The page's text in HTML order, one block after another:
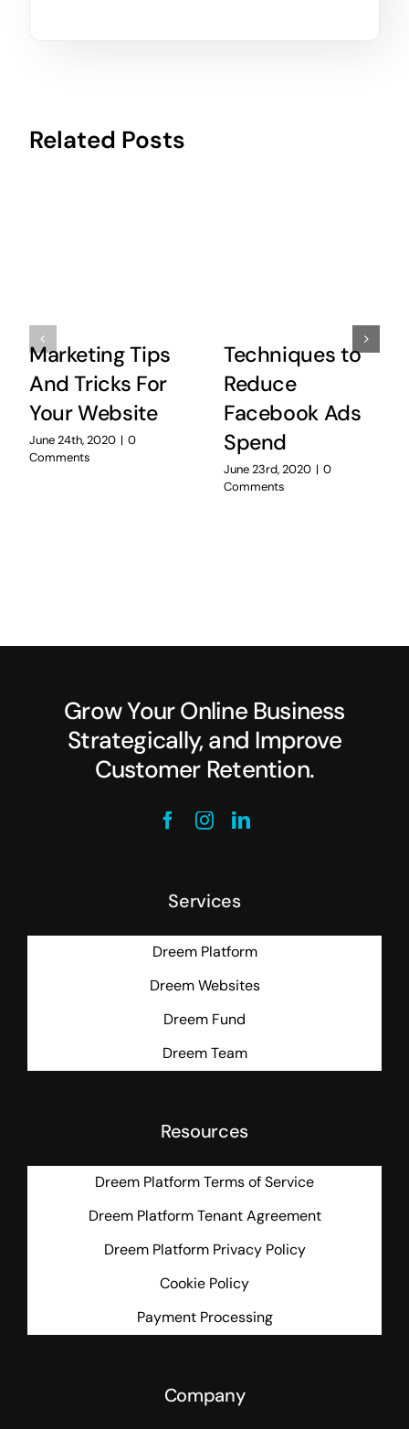
Related Posts
Marketing Tips
And Tricks For
Your Website
June 24th, 2020 | 0
Comments
Techniques to
Reduce
Facebook Ads
Spend
June 23rd, 2020 | 0
Comments
Grow Your Online Business
Strategically, and Improve
Customer Retention.
Services
Dreem Platform
Dreem Websites
Dreem Fund
Dreem Team
Resources
Dreem Platform Terms of Service
Dreem Platform Tenant Agreement
Dreem Platform Privacy Policy
Cookie Policy
Payment Processing
Company